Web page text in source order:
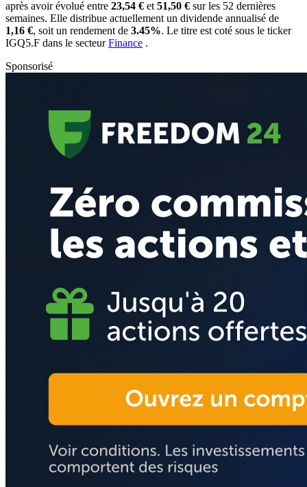
après avoir évolué entre 23,54 € et 51,50 € sur les 52 dernières
semaines. Elle distribue actuellement un dividende annualisé de
1,16 €, soit un rendement de 3.45%. Le titre est coté sous le ticker
IGQ5.F dans le secteurFinance .
Sponsorisé